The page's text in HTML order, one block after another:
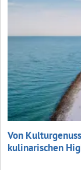
Von
kulinarischen